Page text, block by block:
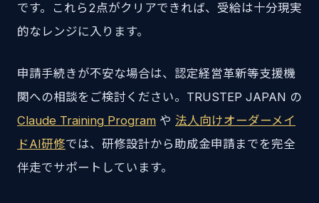
です。これら2点がクリアできれば、受給は十分現実
的なレンジに入ります。
申請手続きが不安な場合は、認定経営革新等支援機
関への相談をご検討ください。TRUSTEP JAPAN の
Claude Training Program や 法人向けオーダーメイ
ドAI研修では、研修設計から助成金申請までを完全
伴走でサポートしています。